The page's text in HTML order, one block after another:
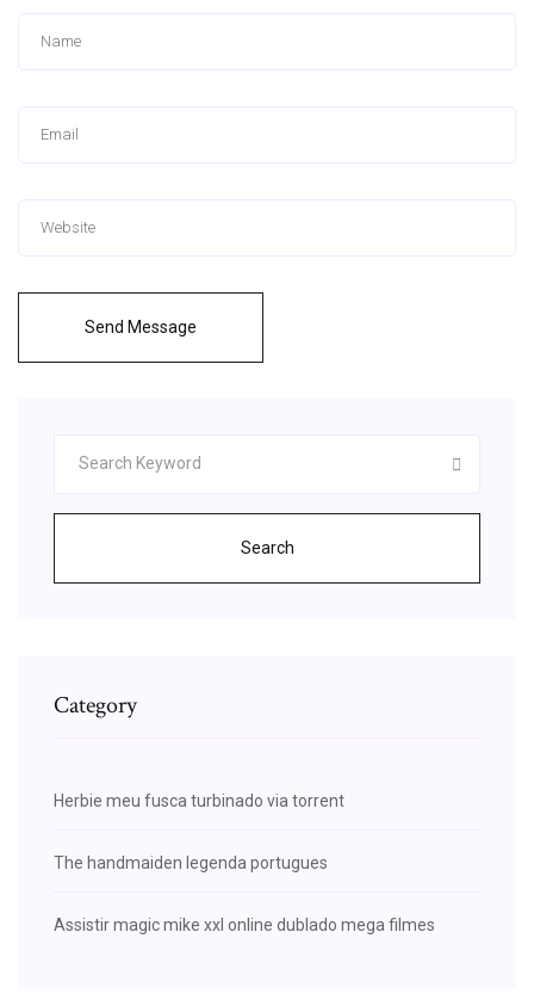
Send Message
Search
Category
Herbie meu fusca turbinado via torrent
The handmaiden legenda portugues
Assistir magic mike xxl online dublado mega filmes